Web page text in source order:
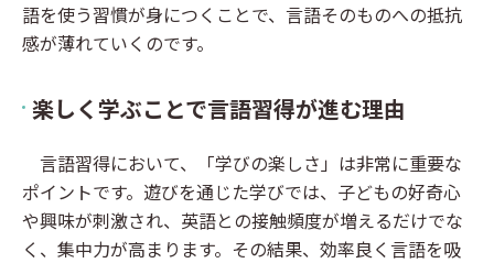
語を使う習慣が身につくことで、言語そのものへの抵抗
感が薄れていくのです。
楽しく学ぶことで言語習得が進む理由
言語習得において、「学びの楽しさ」は非常に重要な
ポイントです。遊びを通じた学びでは、子どもの好奇心
や興味が刺激され、英語との接触頻度が増えるだけでな
く、集中力が高まります。その結果、効率良く言語を吸